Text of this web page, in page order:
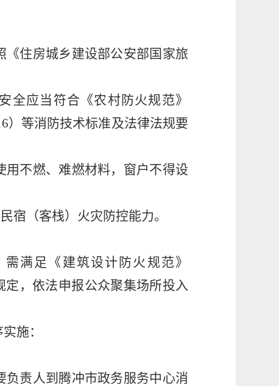
住房城乡建设部公安部国家旅
全应当符合《农村防火规范》
） 等消防技术标准及法律法规要
用不燃、难燃材料，窗户不得设
宿（客栈）火灾防控能力。
满足《建筑设计防火规范》
，依法申报公众聚集场所投入
施：
负责人到腾冲市政务服务中心消